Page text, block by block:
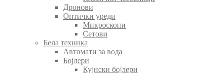
Дронови
Оптички уреди
Микроскопи
Сетови
Бела техника
Автомати за вода
Бојлери
Кујнски бојлери